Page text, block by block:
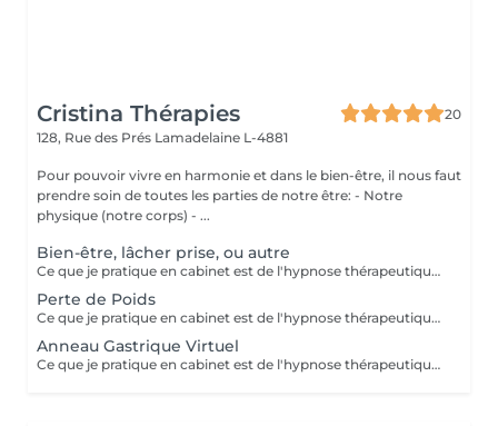
Cristina Thérapies
20
128, Rue des Prés Lamadelaine L-4881
Pour pouvoir vivre en harmonie et dans le bien-être, il nous faut
prendre soin de toutes les parties de notre être: - Notre
physique (notre corps) - ...
Bien-être, lâcher prise, ou autre
Ce que je pratique en cabinet est de l'hypnose thérapeutique. Vous restez maître de vous-même et libre de vos actions. Ensemble nous travaillons sur vos émotions. Je vais chercher vos blocages, vos peurs, vos craintes, et fais en sorte que celles-ci ne soient plus un poids pour vous. Aussi ce qu'il y a de mieux en vous, vos forces, votre courage, et bien d'autres qualités, pour que cela vous aide à aller mieux et à atteindre vos objectifs. Paiement sur place en espèces.
Perte de Poids
Ce que je pratique en cabinet est de l'hypnose thérapeutique. Vous restez maître de vous-même et libre de vos actions. Ensemble nous analisons votre situation et en fonction de cela trouvons la meilleure façon pour vous de perdre du poids. Ici les mots régime ou diète n'existent pas! Grâce à mes inductions vous n'éprouvez plus l'envie de grignoter dès la première séance et vous commencez à vous alimenter correctement, Au fils des jours, vous commencez à vous sentir mieux dans votre peau, en prenant soin de vous et constatez que votre poids commence à diminuer. Paiement sur place en espèces.
Anneau Gastrique Virtuel
Ce que je pratique en cabinet est de l'hypnose thérapeutique. Vous restez maître de vous-mêmes et libres de vos actions. Si vous avez plus de 15 kilos à perdre, nous irons travailler sur la pose d'un anneau gastrique virtuel. Pour cela il faudra 4 consultations. Vous ressentirez les bienfaits d'un anneau gastrique pour de vrai, sans avoir eu les inconvénients d'une vraie opération. Votre estomac sera plus petit, vous mangerez moins et par conséquent votre surpoids s'envolera petit à petit. Paiement sur place en espèces.